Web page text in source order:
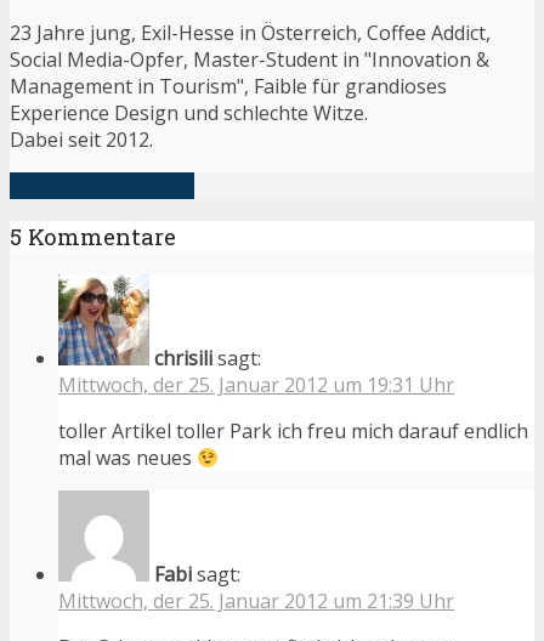
23 Jahre jung, Exil-Hesse in Österreich, Coffee Addict,
Social Media-Opfer, Master-Student in "Innovation &
Management in Tourism", Faible für grandioses
Experience Design und schlechte Witze.
Dabei seit 2012.
5 Kommentare
chrisilisagt:
Mittwoch, der 25. Januar 2012 um 19:31 Uhr
toller Artikel toller Park ich freu mich darauf endlich
mal was neues
Fabisagt:
Mittwoch, der 25. Januar 2012 um 21:39 Uhr